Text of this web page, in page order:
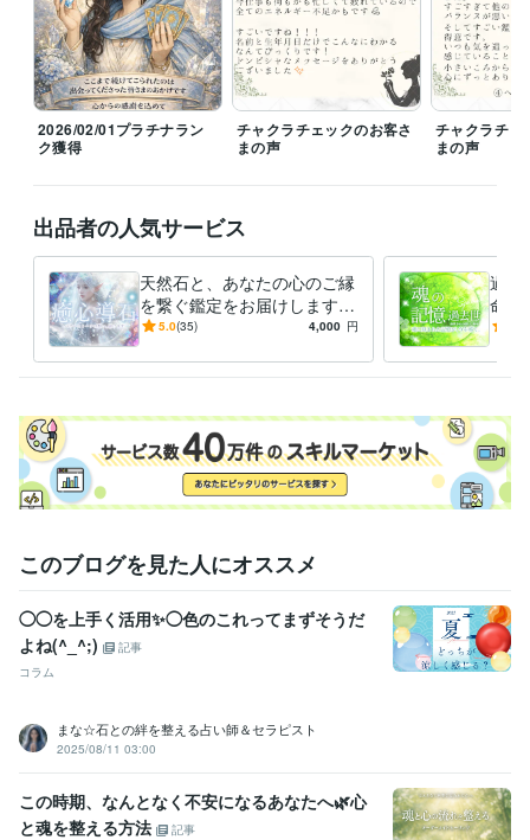
経験職種
ライフスタイル・その他 / 占い師 経験年数 : 5年
ライフスタイル・その他 / マッサージ師・セラピスト 経験年数 : 4年
ライフスタイル・その他 / アドバイザー 経験年数 : 19年
受賞歴
ココナラ♡ゴールドランク達成！ ココナラ✨プラチナランク達成！
資格・検定
カラーセラピスト
アロマテラピー検定1級 取得年 : 2004年
子育て支援員 取得年 : 2024年
ビジネス・クリエイティブツール
CapCut:2年Canva:3年
得意分野
アロマ＠リーダー
占い 悩み相談 縁結び アチューメント カラーセラピー
住まい・美容・生活相談 アロマセラピー検定1級
アロマ エステ エッセンシャルオイル
2026/02/01プラチナラン
ク獲得
チャクラチェックのお客さ
まの声
チャクラチェ
まの声
出品者の人気サービス
天然石と、あなたの心のご縁
を繋ぐ鑑定をお届けします
パワーストーンとの対話✨ス
ジ
5.0(35) 4,000 円
過去
命・
天然
ング
このブログを見た人にオススメ
◯◯を上手く活用✨◯色のこれってまずそうだ
よね(^_^;)
記事
コラム
まな☆石との絆を整える占い師＆セラピスト
2025/08/11 03:00
この時期、なんとなく不安になるあなたへ🌿心
と魂を整える方法
記事